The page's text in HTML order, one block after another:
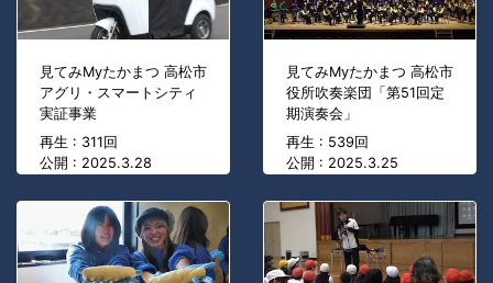
見てみMyたかまつ 高松市
アグリ・スマートシティ
実証事業
再生 : 311回
公開 : 2025.3.28
見てみMyたかまつ 高松市
役所吹奏楽団「第51回定
期演奏会」
再生 : 539回
公開 : 2025.3.25